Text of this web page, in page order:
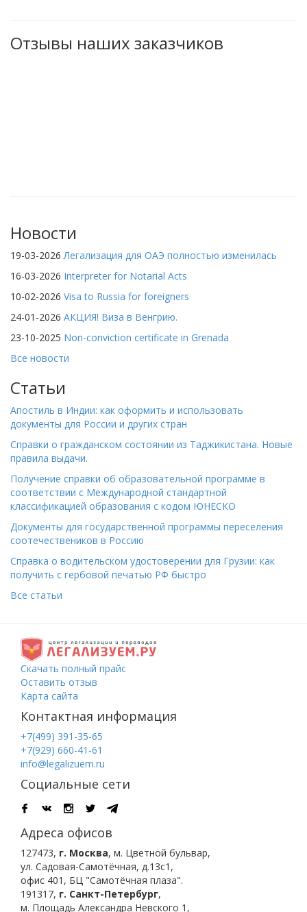
Отзывы наших заказчиков
Новости
19-03-2026 Легализация для ОАЭ полностью изменилась
16-03-2026 Interpreter for Notarial Acts
10-02-2026 Visa to Russia for foreigners
24-01-2026 АКЦИЯ! Виза в Венгрию.
23-10-2025 Non-conviction certificate in Grenada
Все новости
Статьи
Апостиль в Индии: как оформить и использовать
документы для России и других стран
Справки о гражданском состоянии из Таджикистана. Новые
правила выдачи.
Получение справки об образовательной программе в
соответствии с Международной стандартной
классификацией образования с кодом ЮНЕСКО
Документы для государственной программы переселения
соотечествеников в Россию
Справка о водительском удостоверении для Грузии: как
получить с гербовой печатью РФ быстро
Все статьи
Скачать полный прайс
Оставить отзыв
Карта сайта
Контактная информация
+7(499) 391-35-65
+7(929) 660-41-61
info@legalizuem.ru
Социальные сети
Адреса офисов
127473, г. Москва, м. Цветной бульвар,
ул. Садовая-Самотёчная, д.13с1,
офис 401, БЦ "Самотёчная плаза".
191317, г. Санкт-Петербург,
м. Площадь Александра Невского 1 ,